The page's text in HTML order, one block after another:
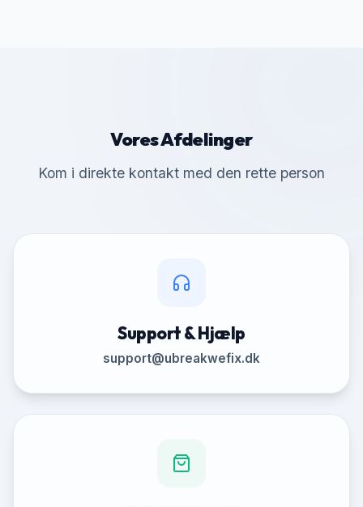
Vores Afdelinger
Kom i direkte kontakt med den rette person
Support & Hjælp
support@ubreakwefix.dk